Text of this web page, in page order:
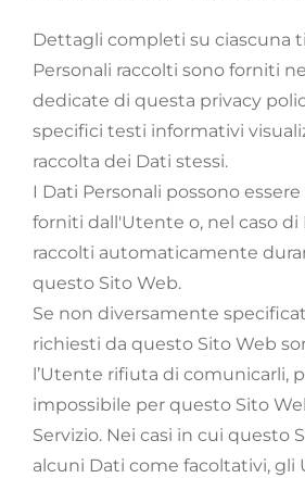
Dettagli completi su ciascuna
Personali raccolti sono forniti
dedicate di questa privacy
specifici testi informativi
raccolta dei Dati stessi.
I Dati Personali possono
forniti dall'Utente o, nel caso di
raccolti automaticamente
questo Sito Web.
Se non diversamente
richiesti da questo Sito Web
l’Utente rifiuta di comunicarli,
impossibile per questo Sito
Servizio. Nei casi in cui questo
alcuni Dati come facoltativi, gli